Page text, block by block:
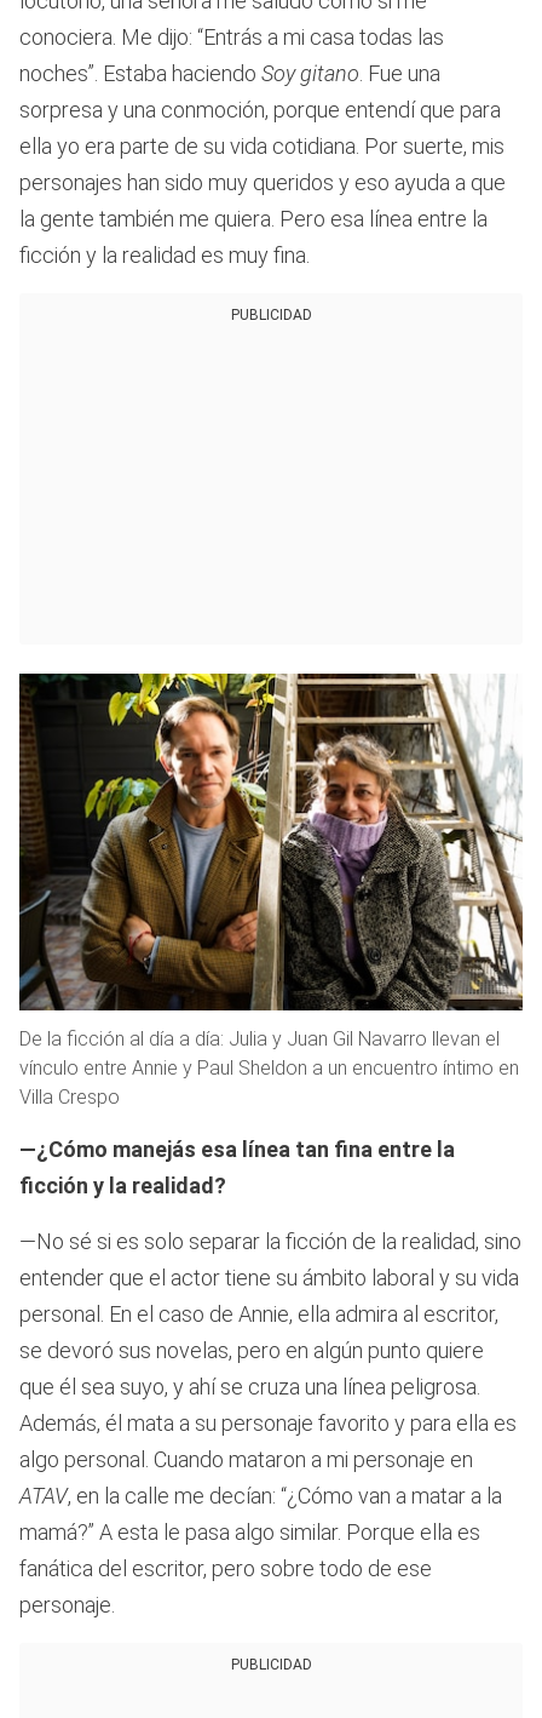
conociera. Me dijo: “Entrás a mi casa todas las
noches”. Estaba haciendo Soy gitano. Fue una
sorpresa y una conmoción, porque entendí que para
ella yo era parte de su vida cotidiana. Por suerte, mis
personajes han sido muy queridos y eso ayuda a que
la gente también me quiera. Pero esa línea entre la
ficción y la realidad es muy fina.
PUBLICIDAD
De la ficción al día a día: Julia y Juan Gil Navarro llevan el
vínculo entre Annie y Paul Sheldon a un encuentro íntimo en
Villa Crespo
—¿Cómo manejás esa línea tan fina entre la
ficción y la realidad?
—No sé si es solo separar la ficción de la realidad, sino
entender que el actor tiene su ámbito laboral y su vida
personal. En el caso de Annie, ella admira al escritor,
se devoró sus novelas, pero en algún punto quiere
que él sea suyo, y ahí se cruza una línea peligrosa.
Además, él mata a su personaje favorito y para ella es
algo personal. Cuando mataron a mi personaje en
ATAV, en la calle me decían: “¿Cómo van a matar a la
mamá?” A esta le pasa algo similar. Porque ella es
fanática del escritor, pero sobre todo de ese
personaje.
PUBLICIDAD